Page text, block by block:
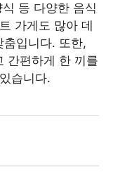
등 다양한 음식
가게도 많아 데
춤입니다. 또한,
간편하게 한 끼를
습니다.